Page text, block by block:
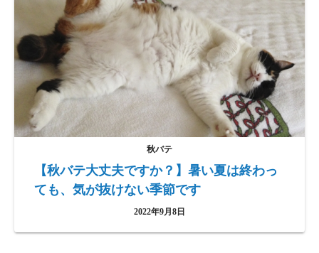
秋バテ
【秋バテ大丈夫ですか？】暑い夏は終わっ
ても、気が抜けない季節です
2022年9月8日